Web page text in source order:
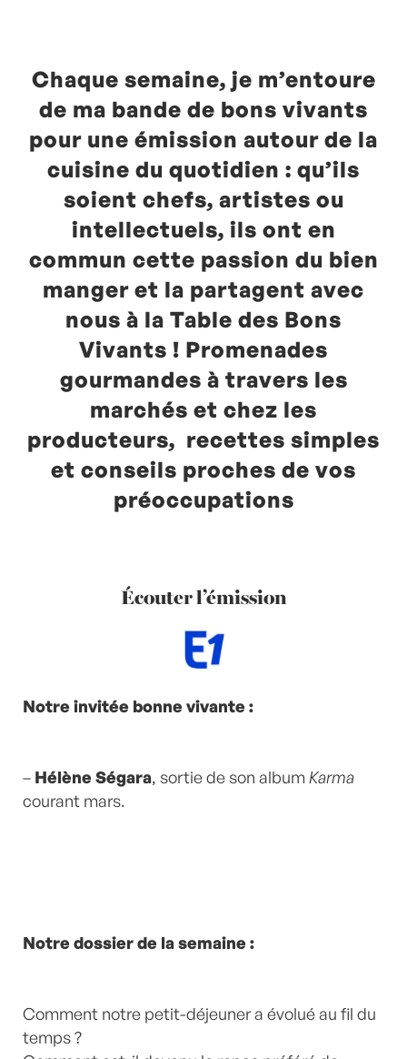
Chaque semaine, je m’entoure
de ma bande de bons vivants
pour une émission autour de la
cuisine du quotidien : qu’ils
soient chefs, artistes ou
intellectuels, ils ont en
commun cette passion du bien
manger et la partagent avec
nous à la Table des Bons
Vivants ! Promenades
gourmandes à travers les
marchés et chez les
producteurs, recettes simples
et conseils proches de vos
préoccupations
Écouter l’émission
Notre invitée bonne vivante :
– Hélène Ségara, sortie de son album Karma
courant mars.
Notre dossier de la semaine :
Comment notre petit-déjeuner a évolué au fil du
temps ?